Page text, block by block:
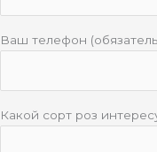
Ваш телефон
Какой сорт роз